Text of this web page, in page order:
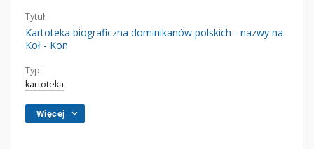
Tytuł:
Kartoteka biograficzna dominikanów polskich - nazwy na
Koł - Kon
Typ:
kartoteka
Więcej